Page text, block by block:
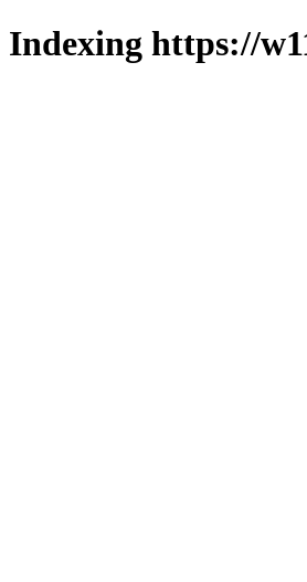
Indexing https://